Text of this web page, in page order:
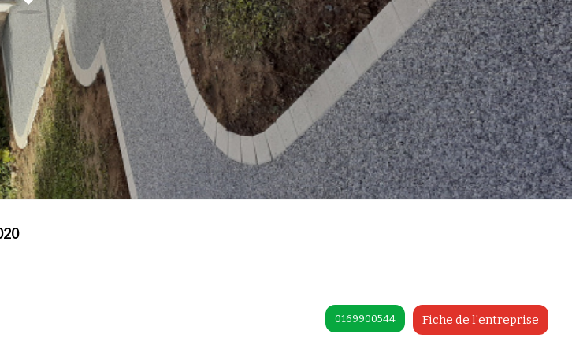
Fiche de l'entreprise
0169900544